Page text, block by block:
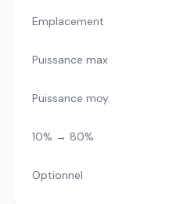
Emplacement
Puissance max
Puissance moy.
10% → 80%
Optionnel